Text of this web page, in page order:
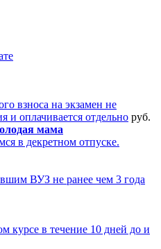
взноса на экзамен не
и оплачивается отдельно руб.
мама
в декретном отпуске.
ВУЗ не ранее чем 3 года
курсе в течение 10 дней до и